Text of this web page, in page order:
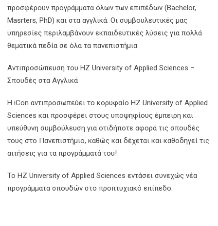
προσφέρουν προγράμματα όλων των επιπέδων (Bachelor,
Masrters, PhD) και στα αγγλικά. Οι συμβουλευτικές μας
υπηρεσίες περιλαμβάνουν εκπαιδευτικές λύσεις για πολλά
θεματικά πεδία σε όλα τα πανεπιστήμια.
Αντιπροσώπευση του HZ University of Applied Sciences –
Σπουδές στα Αγγλικά
Η iCon αντιπροσωπεύει το κορυφαίο HZ University of Applied
Sciences και προσφέρει στους υποψηφίους έμπειρη και
υπεύθυνη συμβούλευση για οτιδήποτε αφορά τις σπουδές
τους στο Πανεπιστήμιο, καθώς και δέχεται και καθοδηγεί τις
αιτήσεις για τα προγράμματά του!
Το HZ University of Applied Sciences εντάσει συνεχώς νέα
προγράμματα σπουδών στο προπτυχιακό επίπεδο: